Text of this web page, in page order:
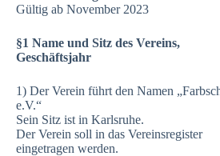
Gültig ab November 2023
§1 Name und Sitz des Vereins,
Geschäftsjahr
1) Der Verein führt den Namen
e.V.“
Sein Sitz ist in Karlsruhe.
Der Verein soll in das Vereinsregister
eingetragen werden.